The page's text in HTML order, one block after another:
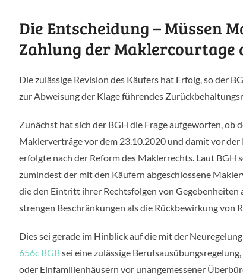
Die Entscheidung – Müssen
Zahlung der
Die zulässige Revision des Käufers hat Erfolg, so der
zur Abweisung der Klage führendes
Zunächst hat sich der BGH die Frage aufgeworfen, ob
Maklerverträge vor dem 23.10.2020 und damit vor
erfolgte nach der Reform des Maklerrechts. Laut BGH
zumindest der mit den Käufern abgeschlossene
die den Eintritt ihrer Rechtsfolgen von
strengen Beschränkungen als die Rückbewirkung von
Dies sei gerade im Hinblick auf die mit der
656c BGBsei eine zulässige
oder Einfamilienhäusern vor unangemessener